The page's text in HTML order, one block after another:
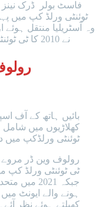
ٹوئنٹی ورلڈ کپ میں
وہ آسٹریلیا منتقل
نے 2010 کا ٹی ٹوئنٹی ورلڈ کپ آسٹریلیا کی جانب سے کھیلا۔
بائیں ہاتھ کے آف
کھلاڑیوں میں شامل
ٹوئنٹی ورلڈکپ میں
ٹی ٹوئنٹی ورلڈ کپ
جبکہ 2021
ہونے والے ایونٹ
کھیلتے ہوئے نظر آئے۔